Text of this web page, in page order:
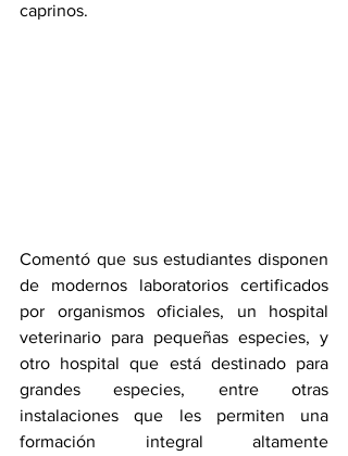
caprinos.
Comentó que sus estudiantes disponen
de modernos laboratorios certificados
por organismos oficiales, un hospital
veterinario para pequeñas especies, y
otro hospital que está destinado para
grandes especies, entre otras
instalaciones que les permiten una
formación integral altamente